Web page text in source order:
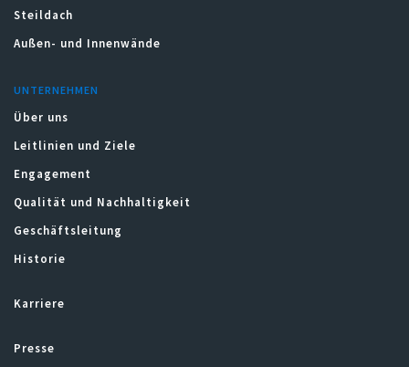
Steildach
Außen- und Innenwände
UNTERNEHMEN
Über uns
Leitlinien und Ziele
Engagement
Qualität und Nachhaltigkeit
Geschäftsleitung
Historie
Karriere
Presse